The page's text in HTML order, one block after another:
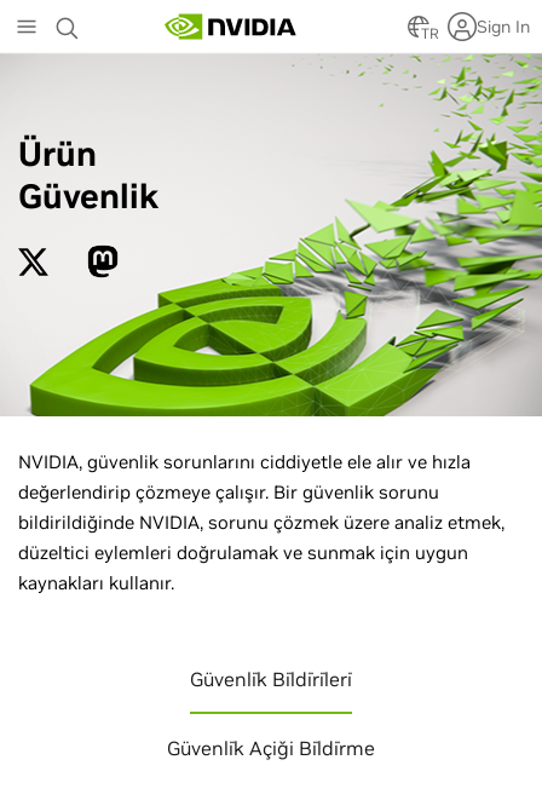
to
main
TR Sign In
Ürün
Güvenlik
NVIDIA, güvenlik sorunlarını ciddiyetle ele alır ve hızla
değerlendirip çözmeye çalışır. Bir güvenlik sorunu
bildirildiğinde NVIDIA, sorunu çözmek üzere analiz etmek,
düzeltici eylemleri doğrulamak ve sunmak için uygun
kaynakları kullanır.
Güvenli̇k Bi̇ldi̇ri̇leri̇
Güvenli̇k Açiği Bi̇ldi̇rme